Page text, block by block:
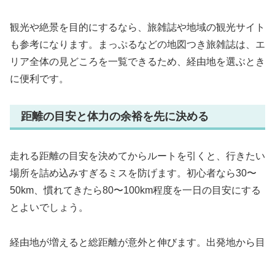
観光や絶景を目的にするなら、旅雑誌や地域の観光サイト
も参考になります。まっぷるなどの地図つき旅雑誌は、エ
リア全体の見どころを一覧できるため、経由地を選ぶとき
に便利です。
距離の目安と体力の余裕を先に決める
走れる距離の目安を決めてからルートを引くと、行きたい
場所を詰め込みすぎるミスを防げます。初心者なら30〜
50km、慣れてきたら80〜100km程度を一日の目安にする
とよいでしょう。
経由地が増えると総距離が意外と伸びます。出発地から目